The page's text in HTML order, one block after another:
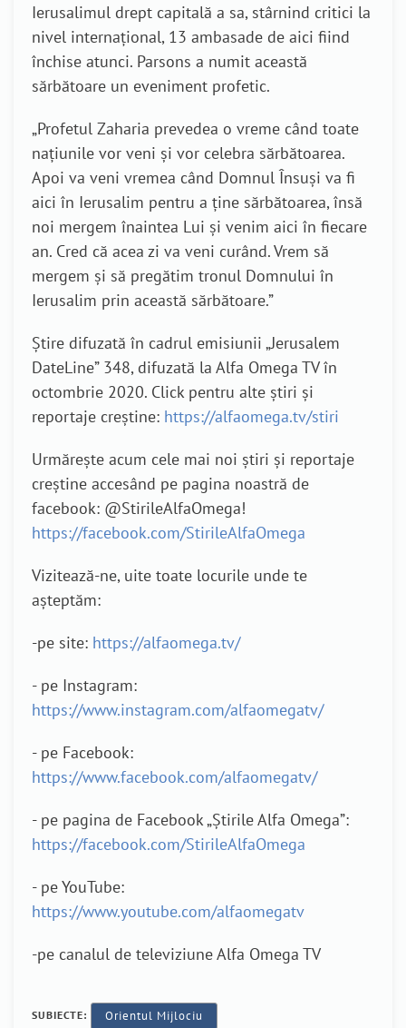
Ierusalimul drept capitală a sa, stârnind critici la
nivel internațional, 13 ambasade de aici fiind
închise atunci. Parsons a numit această
sărbătoare un eveniment profetic.
„Profetul Zaharia prevedea o vreme când toate
națiunile vor veni și vor celebra sărbătoarea.
Apoi va veni vremea când Domnul Însuși va fi
aici în Ierusalim pentru a ține sărbătoarea, însă
noi mergem înaintea Lui și venim aici în fiecare
an. Cred că acea zi va veni curând. Vrem să
mergem și să pregătim tronul Domnului în
Ierusalim prin această sărbătoare.”
Știre difuzată în cadrul emisiunii „Jerusalem
DateLine” 348, difuzată la Alfa Omega TV în
octombrie 2020. Click pentru alte știri și
reportaje creștine: https://alfaomega.tv/stiri
Urmărește acum cele mai noi știri și reportaje
creștine accesând pe pagina noastră de
facebook: @StirileAlfaOmega!
https://facebook.com/StirileAlfaOmega
Vizitează-ne, uite toate locurile unde te
așteptăm:
-pe site: https://alfaomega.tv/
- pe Instagram:
https://www.instagram.com/alfaomegatv/
- pe Facebook:
https://www.facebook.com/alfaomegatv/
- pe pagina de Facebook „Știrile Alfa Omega”:
https://facebook.com/StirileAlfaOmega
- pe YouTube:
https://www.youtube.com/alfaomegatv
-pe canalul de televiziune Alfa Omega TV
SUBIECTE: Orientul Mijlociu